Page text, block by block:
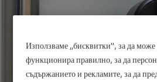
Използваме „бисквитки“, за да
функционира правилно, за да
съдържанието и рекламите, за да